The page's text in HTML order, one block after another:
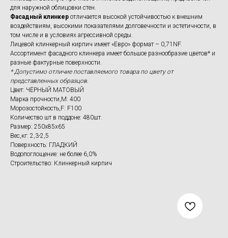
для наружной облицовки стен.
Фасадный клинкер отличается высокой устойчивостью к внешним
воздействиям, высокими показателями долговечности и эстетичности, в
том числе и в условиях агрессивной среды.
Лицевой клинкерный кирпич имеет «Евро» формат – 0,71NF.
Ассортимент фасадного клинкера имеет большое разнообразие цветов* и
разные фактурные поверхности.
* Допустимо отличие поставляемого товара по цвету от
представленных образцов.
Цвет: ЧЁРНЫЙ МАТОВЫЙ
Марка прочности,M: 400
Морозостойкость,F: F100
Количество шт в поддоне: 480шт.
Размер: 250x85x65
Вес,кг: 2,3-2,5
Поверхность: ГЛАДКИЙ
Водопоглощение: не более 6,0%
Строительство: Клинкерный кирпич